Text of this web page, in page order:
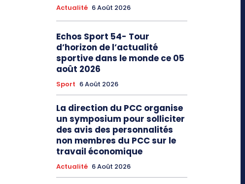
Actualité 6 Août 2026
Echos Sport 54- Tour
d’horizon de l’actualité
sportive dans le monde ce 05
août 2026
Sport 6 Août 2026
La direction du PCC organise
un symposium pour solliciter
des avis des personnalités
non membres du PCC sur le
travail économique
Actualité 6 Août 2026